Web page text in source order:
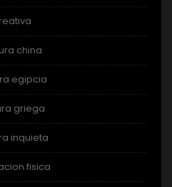
china
egipcia
griega
inquieta
fisica